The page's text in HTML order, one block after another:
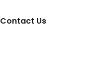
Contact Us